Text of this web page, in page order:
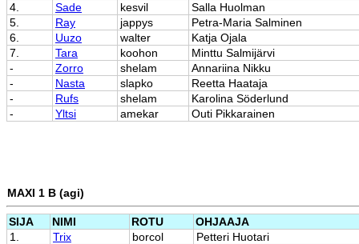
4.
Sade kesvil
Salla Huolman
5.
Ray jappys
Petra-Maria Salminen
6.
Uuzo walter
Katja Ojala
7.
Tara koohon
Minttu Salmijärvi
-
Zorro shelam
Annariina Nikku
-
Nasta slapko
Reetta Haataja
-
Rufs shelam
Karolina Söderlund
-
Yltsi amekar Outi Pikkarainen
MAXI 1 B (agi)
SIJA NIMI ROTU
OHJAAJA
1.
Trix borcol
Petteri Huotari